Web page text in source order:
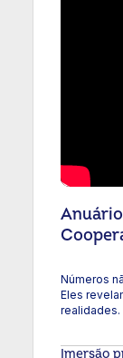
Números
Eles
realidades.
Imersão